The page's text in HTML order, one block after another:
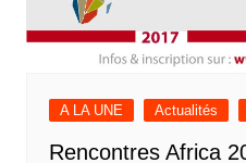
A LA UNE Actualités
Rencontres Africa